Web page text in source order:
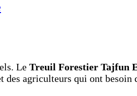
Le Treuil Forestier Tajfun
des agriculteurs qui ont besoin